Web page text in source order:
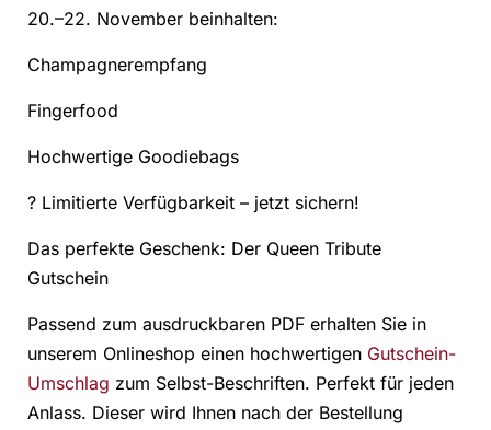
20.–22. November beinhalten:
Champagnerempfang
Fingerfood
Hochwertige Goodiebags
? Limitierte Verfügbarkeit – jetzt sichern!
Das perfekte Geschenk: Der Queen Tribute
Gutschein
Passend zum ausdruckbaren PDF erhalten Sie in
unserem Onlineshop einen hochwertigen Gutschein-
Umschlag zum Selbst-Beschriften. Perfekt für jeden
Anlass. Dieser wird Ihnen nach der Bestellung